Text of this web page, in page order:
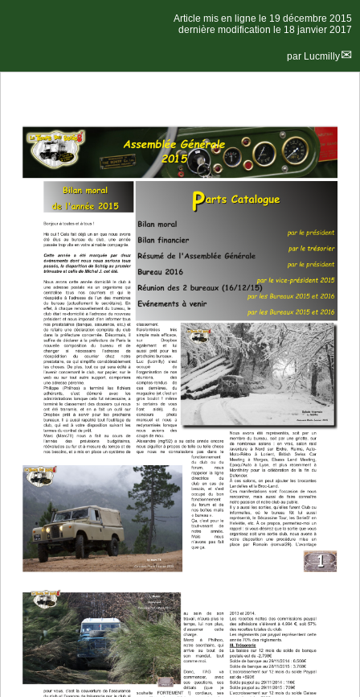
Article mis en ligne le 19 décembre 2015
dernière modification le 18 janvier 2017
par Lucmilly